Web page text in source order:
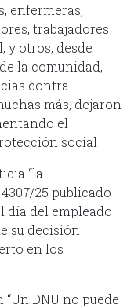
enfermeras,
trabajadores
y otros, desde
la comunidad,
contra
más, dejaron
el
social
“la
25 publicado
día del empleado
su decisión
en los
DNU no puede